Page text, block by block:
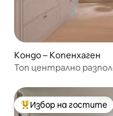
Кондо – Копенхаген
Топ централно
Най-популярен избор
Избор на гостите